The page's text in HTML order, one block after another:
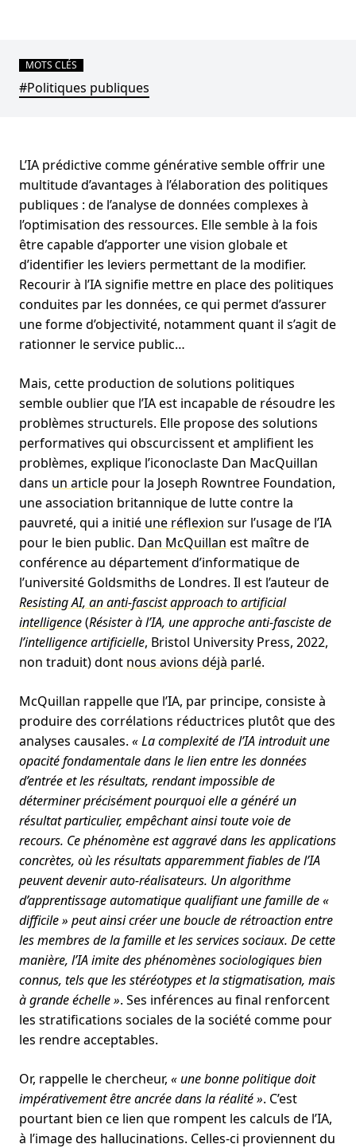
MOTS CLÉS
#Politiques publiques
L’IA prédictive comme générative semble offrir une
multitude d’avantages à l’élaboration des politiques
publiques : de l’analyse de données complexes à
l’optimisation des ressources. Elle semble à la fois
être capable d’apporter une vision globale et
d’identifier les leviers permettant de la modifier.
Recourir à l’IA signifie mettre en place des politiques
conduites par les données, ce qui permet d’assurer
une forme d’objectivité, notamment quant il s’agit de
rationner le service public…
Mais, cette production de solutions politiques
semble oublier que l’IA est incapable de résoudre les
problèmes structurels. Elle propose des solutions
performatives qui obscurcissent et amplifient les
problèmes, explique l’iconoclaste Dan MacQuillan
dans un article pour la Joseph Rowntree Foundation,
une association britannique de lutte contre la
pauvreté, qui a initié une réflexion sur l’usage de l’IA
pour le bien public. Dan McQuillan est maître de
conférence au département d’informatique de
l’université Goldsmiths de Londres. Il est l’auteur de
Resisting AI, an anti-fascist approach to artificial
intelligence(Résister à l’IA, une approche anti-fasciste de
l’intelligence artificielle, Bristol University Press, 2022,
non traduit) dont nous avions déjà parlé.
McQuillan rappelle que l’IA, par principe, consiste à
produire des corrélations réductrices plutôt que des
analyses causales. «La complexité de l’IA introduit une
opacité fondamentale dans le lien entre les données
d’entrée et les résultats, rendant impossible de
déterminer précisément pourquoi elle a généré un
résultat particulier, empêchant ainsi toute voie de
recours. Ce phénomène est aggravé dans les applications
concrètes, où les résultats apparemment fiables de l’IA
peuvent devenir auto-réalisateurs. Un algorithme
d’apprentissage automatique qualifiant une famille de «
difficile » peut ainsi créer une boucle de rétroaction entre
les membres de la famille et les services sociaux. De cette
manière, l’IA imite des phénomènes sociologiques bien
connus, tels que les stéréotypes et la stigmatisation, mais
à grande échelle». Ses inférences au final renforcent
les stratifications sociales de la société comme pour
les rendre acceptables.
Or, rappelle le chercheur, «une bonne politique doit
impérativement être ancrée dans la réalité». C’est
pourtant bien ce lien que rompent les calculs de l’IA,
à l’image des hallucinations. Celles-ci proviennent du